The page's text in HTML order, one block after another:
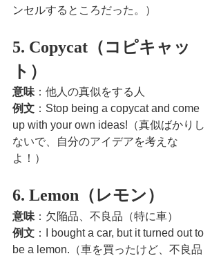
ンセルするところだった。）
5. Copycat（コピキャッ
ト）
意味 ：他人の真似をする人
例文 ：Stop being a copycat and come
up with your own ideas!（真似ばかりし
ないで、自分のアイデアを考えな
よ！）
6. Lemon（レモン）
意味 ：欠陥品、不良品（特に車）
例文 ：I bought a car, but it turned out to
be a lemon.（車を買ったけど、不良品